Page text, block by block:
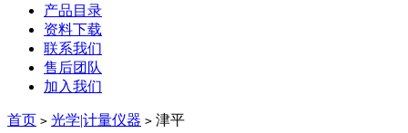
产品目录
资料下载
联系我们
售后团队
加入我们
首页 > 光学|计量仪器 > 津平